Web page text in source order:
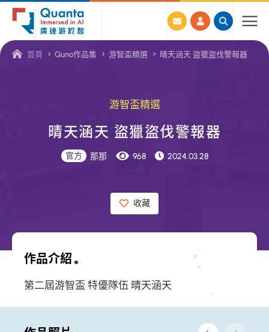
廣
達
平
首頁 Quno作品集 游智盃精選 晴天涵天 盜獵盜伐警報器
游智盃精選
晴天涵天 盜獵盜伐警報器
官方 那那 968 2024.03.28
收藏
作品介紹
第二屆游智盃 特優隊伍 晴天涵天